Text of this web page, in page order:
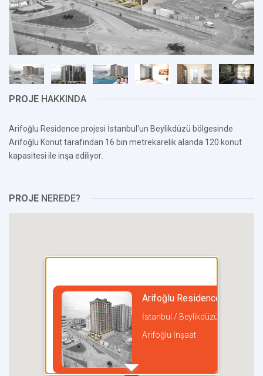
PROJE HAKKINDA
Arifoğlu Residence projesi İstanbul'un Beylikdüzü bölgesinde
Arifoğlu Konut tarafından 16 bin metrekarelik alanda 120 konut
kapasitesi ile inşa ediliyor
PROJE NEREDE?
Arifoğlu Residence
İstanbul / Beylikdüzü
Arifoğlu İnşaat